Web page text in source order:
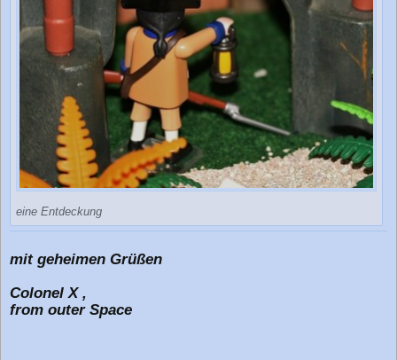
eine Entdeckung
mit geheimen Grüßen
Colonel X ,
from outer Space